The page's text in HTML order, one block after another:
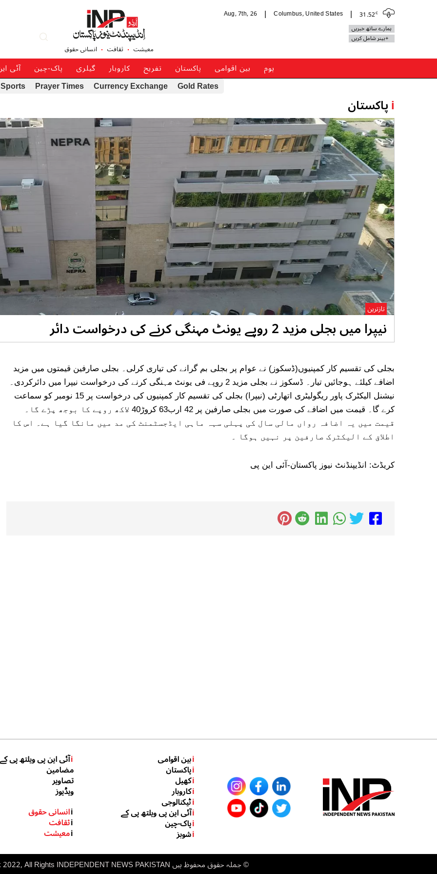
31.52c
Columbus, United States
Aug, 7th, 26
ہمارے ساتھ خبریں
+بینر شامل کریں
معیشت ثقافت انسانی حقوق
ہوم بین اقوامی پاکستان تفریح کاروبار گیلری پاک-چین آئی
Gold Rates
Currency Exchange
Prayer Times
Sports
iپاکستان
نیپرا میں بجلی مزید 2 روپے یونٹ مہنگی کرنے کی درخواست دائر
تازترین
بجلی کی تقسیم کار کمپنیوں(ڈسکوز) نے عوام پر بجلی بم گرانے کی تیاری کرلی۔ بجلی صارفین قیمتوں میں مزید
اضافے کیلئے ہوجائیں تیار۔ ڈسکوز نے بجلی مزید 2 روپے فی یونٹ مہنگی کرنے کی درخواست نیپرا میں دائرکردی۔
نیشنل الیکٹرک پاور ریگولیٹری اتھارٹی (نیپرا) بجلی کی تقسیم کار کمپنیوں کی درخواست پر 15 نومبر کو سماعت
کرے گا۔ قیمت میں اضافے کی صورت میں بجلی صارفین پر 42 ارب63 کروڑ40 لاکھ روپے کا بوجھ پڑے گا۔
قیمت میں یہ اضافہ رواں مالی سال کی پہلی سہہ ماہی ایڈجسٹمنٹ کی مد میں مانگا گیا ہے۔ اس کا
اطلاق کے الیکٹرک صارفین پر نہیں ہوگا ۔
کریڈٹ: انڈیپنڈنٹ نیوز پاکستان-آئی این پی
iبین اقوامی
iپاکستان
iکھیل
iکاروبار
iٹیکنالوجی
iآئی این پی ویلتھ پی کے
iپاک-چین
iشوبز
iآئی این پی ویلتھ پی کے
مضامین
تصاویر
ویڈیوز
iانسانی حقوق
iثقافت
iمعیشت
©جملہ حقوق محفوظ ہیں inp.net.pk 2022, All Rights INDEPENDENT NEWS PAKISTAN